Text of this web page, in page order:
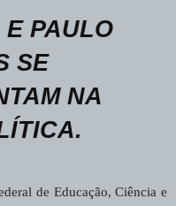
PAULO
SE
NA
de Educação, Ciência e